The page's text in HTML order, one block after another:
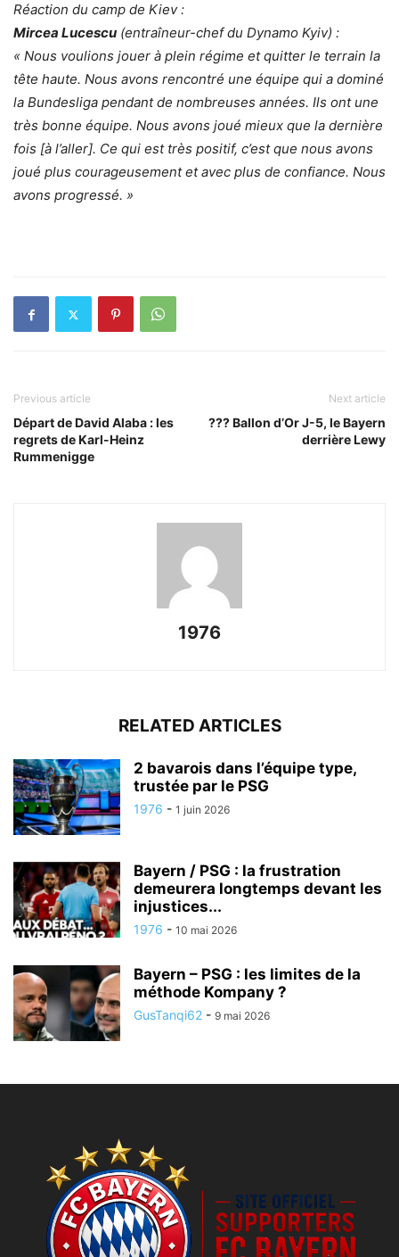
Réaction du camp de Kiev :
Mircea Lucescu (entraîneur-chef du Dynamo Kyiv) :
« Nous voulions jouer à plein régime et quitter le terrain la
tête haute. Nous avons rencontré une équipe qui a dominé
la Bundesliga pendant de nombreuses années. Ils ont une
très bonne équipe. Nous avons joué mieux que la dernière
fois [à l’aller]. Ce qui est très positif, c’est que nous avons
joué plus courageusement et avec plus de confiance. Nous
avons progressé. »
Previous article
Départ de David Alaba : les
regrets de Karl-Heinz
Rummenigge
Next article
??? Ballon d’Or J-5, le Bayern
derrière Lewy
1976
RELATED ARTICLES
2 bavarois dans l’équipe type,
trustée par le PSG
1976 - 1 juin 2026
Bayern / PSG : la frustration
demeurera longtemps devant les
injustices...
1976 - 10 mai 2026
Bayern – PSG : les limites de la
méthode Kompany ?
GusTanqi62 - 9 mai 2026